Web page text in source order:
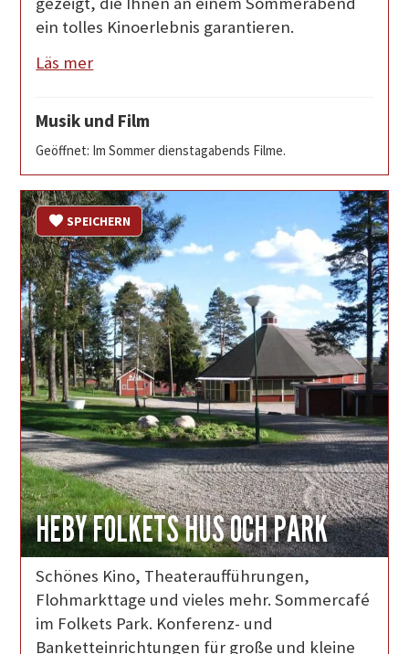
ein tolles Kinoerlebnis garantieren.
Läs mer
Musik und Film
Geöffnet: Im Sommer dienstagabends Filme.
HEBY FOLKETS HUS OCH PARK
SPEICHERN
Schönes Kino, Theateraufführungen,
Flohmarkttage und vieles mehr. Sommercafé
im Folkets Park. Konferenz- und
Banketteinrichtungen für große und kleine